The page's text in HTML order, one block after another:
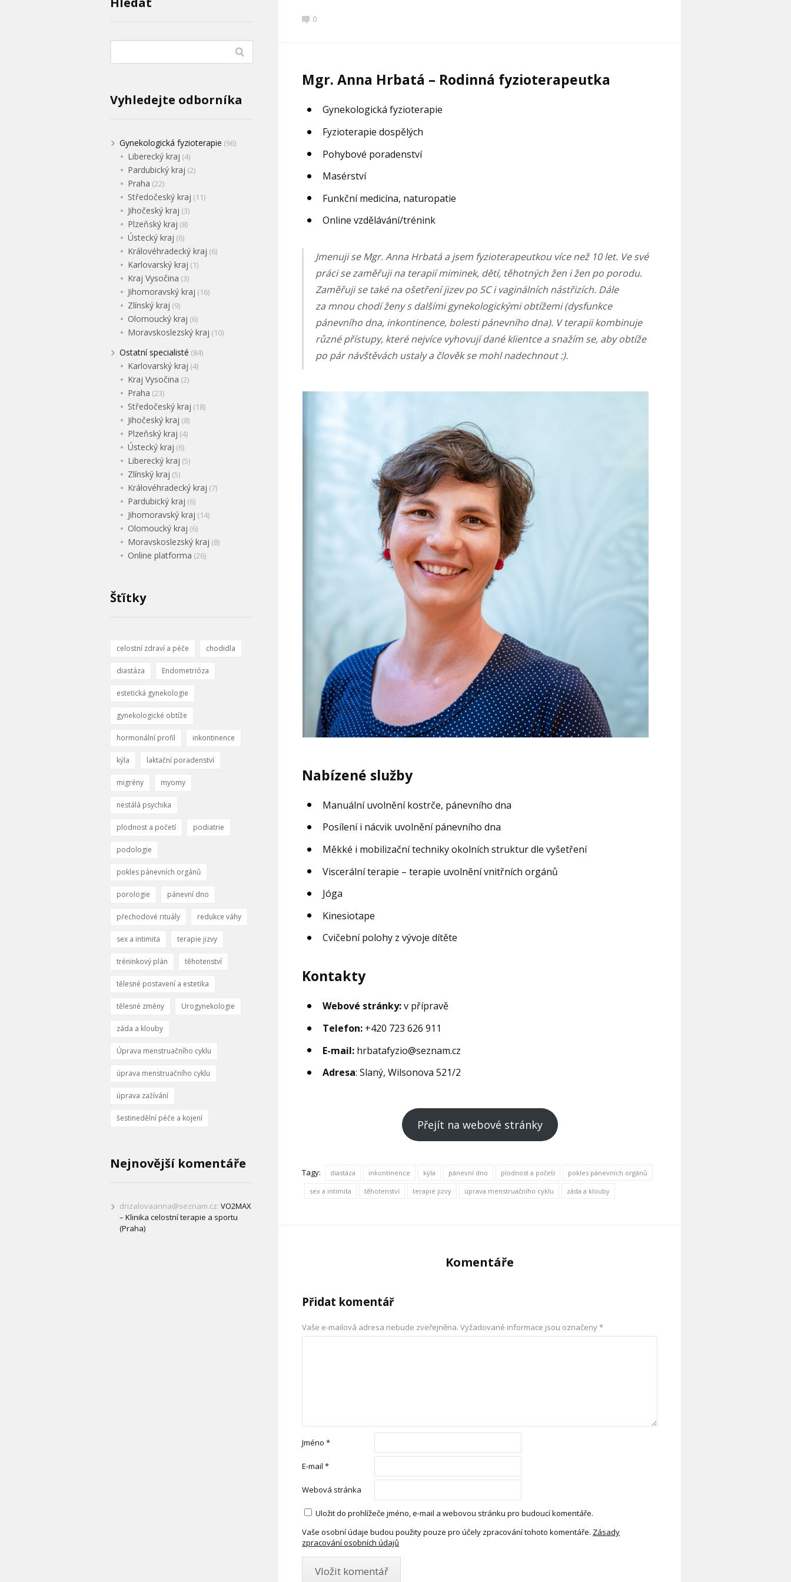
0
Mgr. Anna Hrbatá – Rodinná fyzioterapeutka
Gynekologická fyzioterapie
Fyzioterapie dospělých
Pohybové poradenství
Masérství
Funkční medicína, naturopatie
Online vzdělávání/trénink
Jmenuji se Mgr. Anna Hrbatá a jsem fyzioterapeutkou více než 10 let. Ve své
práci se zaměřuji na terapií miminek, dětí, těhotných žen i žen po porodu.
Zaměřuji se také na ošetření jizev po SC i vaginálních nástřizích. Dále
za mnou chodí ženy s dalšími gynekologickými obtížemi (dysfunkce
pánevního dna, inkontinence, bolesti pánevního dna). V terapii kombinuje
různé přístupy, které nejvíce vyhovují dané klientce a snažím se, aby obtíže
po pár návštěvách ustaly a člověk se mohl nadechnout :).
Nabízené služby
Manuální uvolnění kostrče, pánevního dna
Posílení i nácvik uvolnění pánevního dna
Měkké i mobilizační techniky okolních struktur dle vyšetření
Viscerální terapie – terapie uvolnění vnitřních orgánů
Jóga
Kinesiotape
Cvičební polohy z vývoje dítěte
Kontakty
Webové stránky:v přípravě
Telefon: +420 723 626 911
E-mail: hrbatafyzio@seznam.cz
Adresa: Slaný, Wilsonova 521/2
Přejít na webové stránky
Tagy: diastáza inkontinence kýla pánevní dno plodnost a početí pokles pánevních orgánů
sex a intimita těhotenství terapie jizvy úprava menstruačního cyklu záda a klouby
Komentáře
Přidat komentář
Vaše e-mailová adresa nebude zveřejněna. Vyžadované informace jsou označeny*
Jméno*
E-mail*
Webová stránka
Uložit do prohlížeče jméno, e-mail a webovou stránku pro budoucí komentáře.
Vaše osobní údaje budou použity pouze pro účely zpracování tohoto komentáře. Zásady
zpracování osobních údajů
Vyhledejte odborníka
Gynekologická fyzioterapie (96)
Liberecký kraj (4)
Pardubický kraj (2)
Praha (22)
Středočeský kraj (11)
Jihočeský kraj (3)
Plzeňský kraj (8)
Ústecký kraj (6)
Královéhradecký kraj (6)
Karlovarský kraj (1)
Kraj Vysočina (3)
Jihomoravský kraj (16)
Zlínský kraj (9)
Olomoucký kraj (6)
Moravskoslezský kraj (10)
Ostatní specialisté (84)
Karlovarský kraj (4)
Kraj Vysočina (2)
Praha (23)
Středočeský kraj (18)
Jihočeský kraj (8)
Plzeňský kraj (4)
Ústecký kraj (6)
Liberecký kraj (5)
Zlínský kraj (5)
Královéhradecký kraj (7)
Pardubický kraj (6)
Jihomoravský kraj (14)
Olomoucký kraj (6)
Moravskoslezský kraj (8)
Online platforma (26)
Šťítky
celostní zdraví a péče chodidla
diastáza Endometrióza
estetická gynekologie
gynekologické obtíže
hormonální profil inkontinence
kýla laktační poradenství
migrény myomy
nestálá psychika
plodnost a početí podiatrie
podologie
pokles pánevních orgánů
porologie pánevní dno
přechodové rituály redukce váhy
sex a intimita terapie jizvy
tréninkový plán těhotenství
tělesné postavení a estetika
tělesné změny Urogynekologie
záda a klouby
Úprava menstruačního cyklu
úprava menstruačního cyklu
úprava zažívání
šestinedělní péče a kojení
Nejnovější komentáře
drizalovaanna@seznam.cz: VO2MAX
– Klinika celostní terapie a sportu
(Praha)